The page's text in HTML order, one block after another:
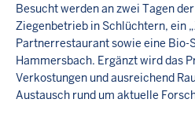
Besucht werden an zwei Tagen
Ziegenbetrieb in Schlüchtern, ein
Partnerrestaurant sowie eine Bio-
Hammersbach. Ergänzt wird das
Verkostungen und ausreichend
Austausch rund um aktuelle